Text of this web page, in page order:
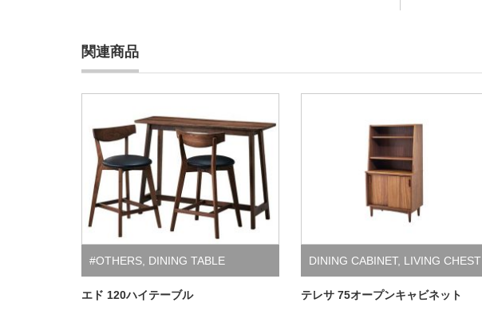
関連商品
#OTHERS DINING TABLE
エド 120ハイテーブル
DINING CABINET, LIVING CHEST
＆CABINET
テレサ 75オープンキャビネット